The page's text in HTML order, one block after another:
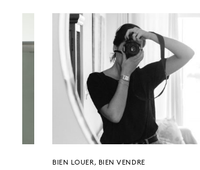
BIEN LOUER, BIEN VENDRE